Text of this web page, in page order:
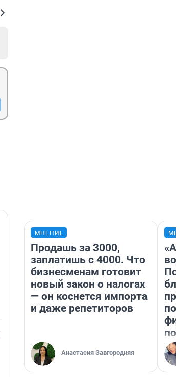
МНЕНИЕ
Продашь за 3000,
заплатишь с 4000. Что
бизнесменам готовит
новый закон о налогах
— он коснется импорта
и даже репетиторов
Анастасия Завгородняя
вот